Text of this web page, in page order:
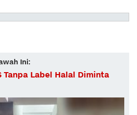
Ini:
Tanpa Label Halal Diminta